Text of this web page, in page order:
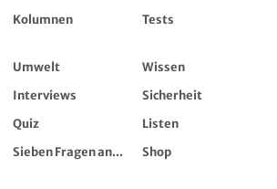
Kolumnen Tests
Umwelt
Wissen
Interviews
Sicherheit
Quiz
Listen
Sieben Fragen an...
Shop